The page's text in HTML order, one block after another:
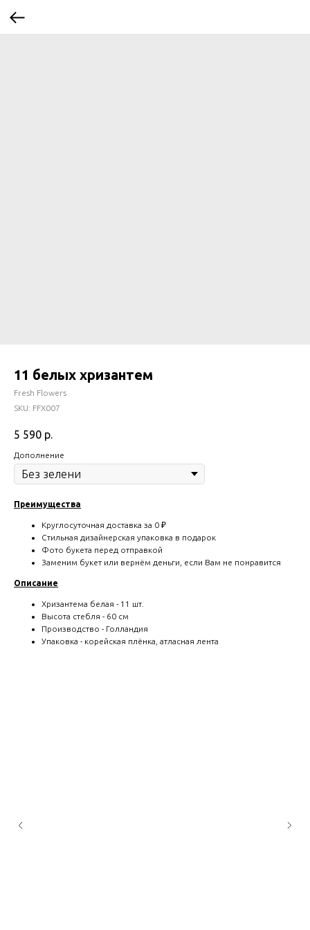
11 белых хризантем
Fresh Flowers
SKU: FFX007
5 590 р.
Дополнение
Преимущества
Круглосуточная доставка за 0 ₽
Стильная дизайнерская упаковка в подарок
Фото букета перед отправкой
Заменим букет или вернём деньги, если Вам не понравится
Описание
Хризантема белая - 11 шт.
Высота стебля - 60 см
Производство - Голландия
Упаковка - корейская плёнка, атласная лента